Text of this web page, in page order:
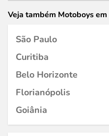
Veja também Motoboys em
São Paulo
Curitiba
Belo Horizonte
Florianópolis
Goiânia